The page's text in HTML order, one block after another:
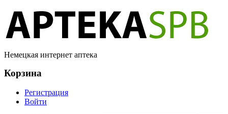
Немецкая интернет аптека
Корзина
Регистрация
Войти